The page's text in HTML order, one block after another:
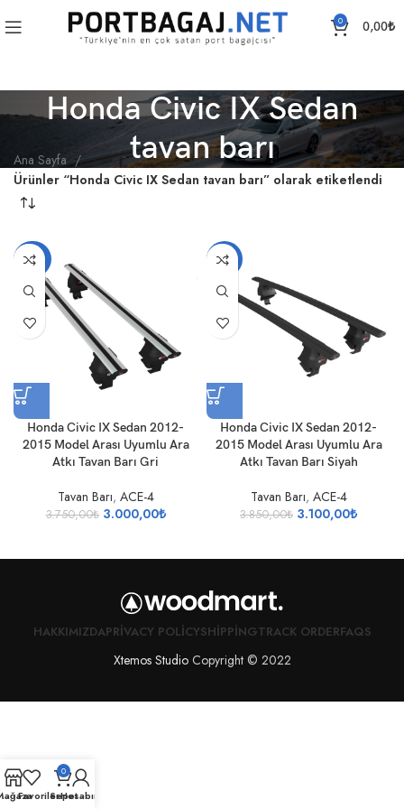
0 0,00₺
Honda Civic IX Sedan
tavan barı
Ana Sayfa
Ürünler “Honda Civic IX Sedan tavan barı” olarak etiketlendi
-20%
Honda Civic IX Sedan 2012-
2015 Model Arası Uyumlu Ara
Atkı Tavan Barı Gri
Tavan Barı, ACE-4
3.750,00₺ 3.000,00₺
-19%
Honda Civic IX Sedan 2012-
2015 Model Arası Uyumlu Ara
Atkı Tavan Barı Siyah
Tavan Barı, ACE-4
3.850,00₺ 3.100,00₺
HAKKIMIZDAPRIVACY POLICYSHIPPINGTRACK ORDERFAQS
Xtemos StudioCopyright © 2022
Favoriler
0
Sepet
Hesabım